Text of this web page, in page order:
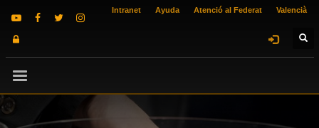
Intranet Ayuda Atenció al Federat Valencià